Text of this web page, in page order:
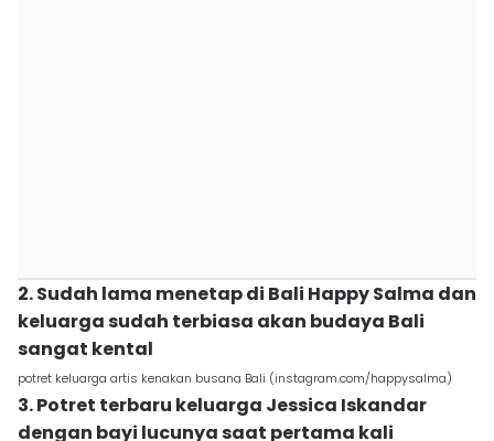
2. Sudah lama menetap di Bali Happy Salma dan
keluarga sudah terbiasa akan budaya Bali
sangat kental
potret keluarga artis kenakan busana Bali (instagram.com/happysalma)
3. Potret terbaru keluarga Jessica Iskandar
dengan bayi lucunya saat pertama kali